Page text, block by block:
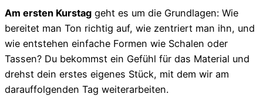
Am ersten Kurstag geht es um die Grundlagen: Wie
bereitet man Ton richtig auf, wie zentriert man ihn, und
wie entstehen einfache Formen wie Schalen oder
Tassen? Du bekommst ein Gefühl für das Material und
drehst dein erstes eigenes Stück, mit dem wir am
darauffolgenden Tag weiterarbeiten.